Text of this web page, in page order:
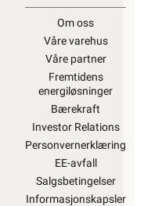
Om oss
Våre varehus
Våre partner
Fremtidens
energiløsninger
Bærekraft
Investor Relations
Personvernerklæring
EE-avfall
Salgsbetingelser
Informasjonskapsler